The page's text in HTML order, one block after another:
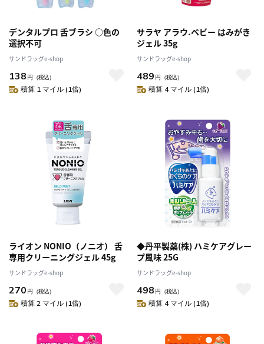
デンタルプロ 舌ブラシ ○色の
選択不可
サンドラッグe-shop
138 円 （税込）
積算 1 マイル (1倍)
サラヤ アラウ.ベビー はみがき
ジェル 35g
サンドラッグe-shop
489 円 （税込）
積算 4 マイル (1倍)
ライオン NONIO（ノニオ） 舌
専用クリーニングジェル 45g
サンドラッグe-shop
270 円 （税込）
積算 2 マイル (1倍)
◆丹平製薬(株) ハミケアグレー
プ風味 25G
サンドラッグe-shop
498 円 （税込）
積算 4 マイル (1倍)